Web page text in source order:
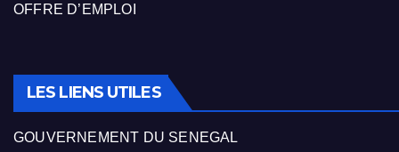
OFFRE D’EMPLOI
LES LIENS UTILES
GOUVERNEMENT DU SENEGAL